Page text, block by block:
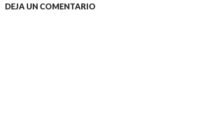
DEJA UN COMENTARIO